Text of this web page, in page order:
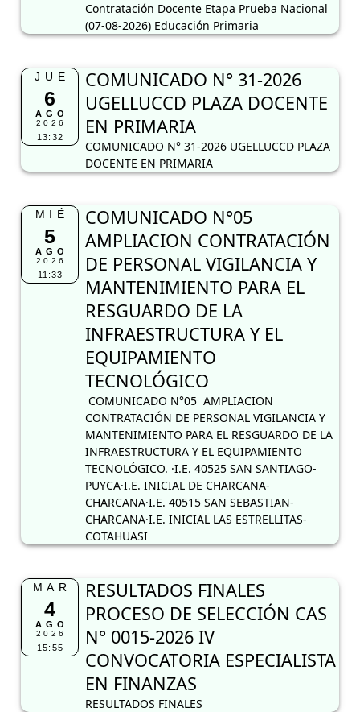
Contratación Docente Etapa Prueba Nacional
(07-08-2026) Educación Primaria
JUE
6
AGO
2026
13:32
COMUNICADO N° 31-2026
UGELLUCCD PLAZA DOCENTE
EN PRIMARIA
COMUNICADO N° 31-2026 UGELLUCCD PLAZA
DOCENTE EN PRIMARIA
MIÉ
5
AGO
2026
11:33
COMUNICADO N°05
AMPLIACION CONTRATACIÓN
DE PERSONAL VIGILANCIA Y
MANTENIMIENTO PARA EL
RESGUARDO DE LA
INFRAESTRUCTURA Y EL
EQUIPAMIENTO
TECNOLÓGICO
COMUNICADO N°05 AMPLIACION
CONTRATACIÓN DE PERSONAL VIGILANCIA Y
MANTENIMIENTO PARA EL RESGUARDO DE LA
INFRAESTRUCTURA Y EL EQUIPAMIENTO
TECNOLÓGICO. ·I.E. 40525 SAN SANTIAGO-
PUYCA·I.E. INICIAL DE CHARCANA-
CHARCANA·I.E. 40515 SAN SEBASTIAN-
CHARCANA·I.E. INICIAL LAS ESTRELLITAS-
COTAHUASI
MAR
4
AGO
2026
15:55
RESULTADOS FINALES
PROCESO DE SELECCIÓN CAS
N° 0015-2026 IV
CONVOCATORIA ESPECIALISTA
EN FINANZAS
RESULTADOS FINALES